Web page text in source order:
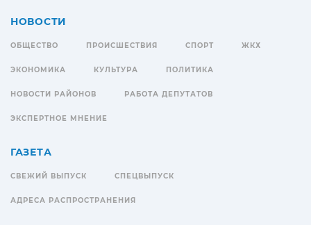
НОВОСТИ
ОБЩЕСТВО ПРОИСШЕСТВИЯ СПОРТ ЖКХ
ЭКОНОМИКА КУЛЬТУРА ПОЛИТИКА
НОВОСТИ РАЙОНОВ РАБОТА ДЕПУТАТОВ
ЭКСПЕРТНОЕ МНЕНИЕ
ГАЗЕТА
СВЕЖИЙ ВЫПУСК СПЕЦВЫПУСК
АДРЕСА РАСПРОСТРАНЕНИЯ